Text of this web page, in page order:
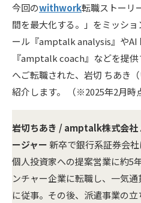
今回のwithwork転職ストーリ
間を最大化する。」をミッシ
ール『amptalk analysis』やAI
『amptalk coach』などを提
へご転職された、岩切 ちあき
紹介します。
（※2025年2月時
岩切ちあき / amptalk株式会
ージャー 新卒で銀行系証券会
個人投資家への提案営業に約5
ンチャー企業に転職し、一気
に従事。その後、派遣事業の